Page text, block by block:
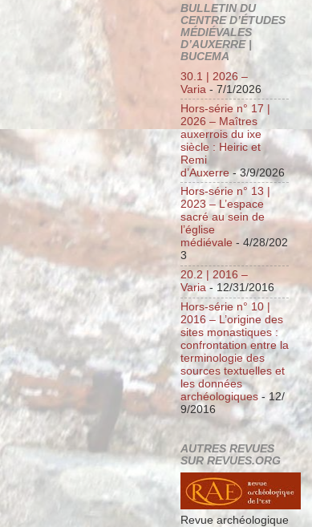
BULLETIN DU
CENTRE D’ÉTUDES
MÉDIÉVALES
D’AUXERRE |
BUCEMA
30.1 | 2026 –
Varia - 7/1/2026
Hors-série n° 17 |
2026 – Maîtres
auxerrois du ixe
siècle : Heiric et
Remi
d’Auxerre- 3/9/2026
Hors-série n° 13 |
2023 – L’espace
sacré au sein de
l’église
médiévale - 4/28/202
3
20.2 | 2016 –
Varia - 12/31/2016
Hors-série n° 10 |
2016 – L’origine des
sites monastiques :
confrontation entre la
terminologie des
sources textuelles et
les données
archéologiques - 12/
9/2016
AUTRES REVUES
SUR REVUES.ORG
Revue archéologique